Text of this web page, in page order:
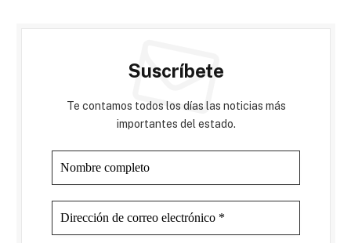
Suscríbete
Te contamos todos los días las noticias más
importantes del estado.